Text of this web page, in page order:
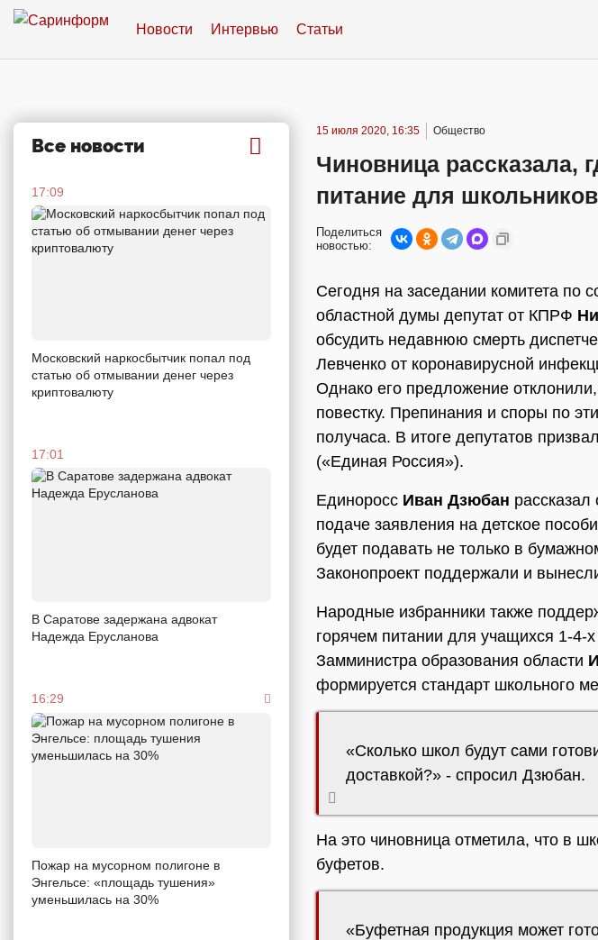
Новости Интервью Статьи
Все новости
17:09
Московский наркосбытчик попал под
статью об отмывании денег через
криптовалюту
17:01
В Саратове задержана адвокат
Надежда Ерусланова
16:29
Пожар на мусорном полигоне в
Энгельсе: «площадь тушения»
уменьшилась на 30%
15 июля 2020, 16:35 Общество
Чиновница рассказала,
питание для школьников
Поделиться
новостью:
Сегодня на заседании комитета по
областной думы депутат от КПРФ
обсудить недавнюю смерть
Левченко от коронавирусной
Однако его предложение
повестку. Препинания и споры по
получаса. В итоге депутатов
(«Единая Россия»).
Единоросс Иван Дзюбан рассказал
подаче заявления на детское
будет подавать не только в
Законопроект поддержали и
Народные избранники также
горячем питании для учащихся 1-4-
Замминистра образования области
формируется стандарт школьного
«Сколько школ будут сами
доставкой?» - спросил Дзюбан.
На это чиновница отметила, что в
буфетов.
«Буфетная продукция может